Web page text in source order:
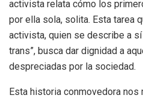
activista relata cómo los
por ella sola, solita. Esta tarea
activista, quien se describe a sí
trans”, busca dar dignidad a
despreciadas por la sociedad.
Esta historia conmovedora